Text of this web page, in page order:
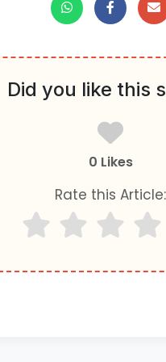
Did you like this
0 Likes
Rate this Article: